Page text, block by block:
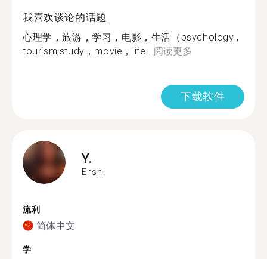
我喜欢谈论的话题
心理学，旅游，学习，电影，生活（psychology ,
tourism,study，movie，life...阅读更多
下载软件
Y.
Enshi
流利
简体中文
学